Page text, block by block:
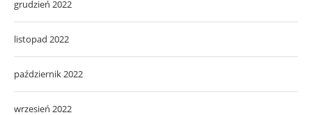
grudzień 2022
listopad 2022
październik 2022
wrzesień 2022